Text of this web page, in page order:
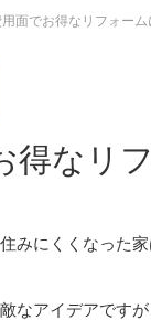
用面でお得なリフォー
得なリ
みにくくなった
なアイデアです